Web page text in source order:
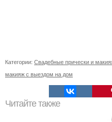
Категории: Свадебные прически и
макияж с выездом на дом
Читайте также